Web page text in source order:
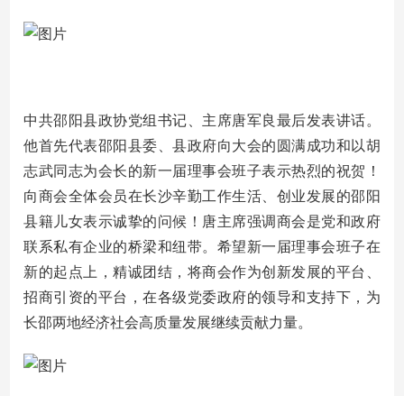
中共邵阳县政协党组书记、主席唐军良最后发表讲话。
他首先代表邵阳县委、县政府向大会的圆满成功和以胡
志武同志为会长的新一届理事会班子表示热烈的祝贺！
向商会全体会员在长沙辛勤工作生活、创业发展的邵阳
县籍儿女表示诚挚的问候！唐主席强调商会是党和政府
联系私有企业的桥梁和纽带。希望新一届理事会班子在
新的起点上，精诚团结，将商会作为创新发展的平台、
招商引资的平台，在各级党委政府的领导和支持下，为
长邵两地经济社会高质量发展继续贡献力量。